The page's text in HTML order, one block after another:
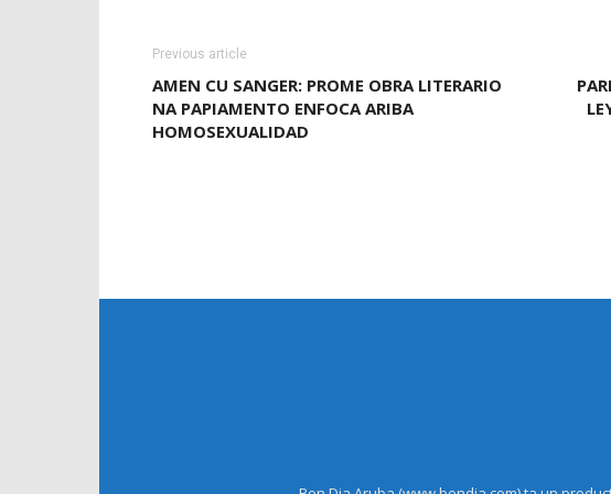
Previous article
AMEN CU SANGER: PROME OBRA LITERARIO
NA PAPIAMENTO ENFOCA ARIBA
HOMOSEXUALIDAD